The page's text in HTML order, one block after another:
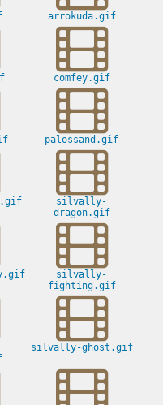
arrokuda.gif
comfey.gif
palossand.gif
silvally-
dragon.gif
silvally-
fighting.gif
silvally-ghost.gif